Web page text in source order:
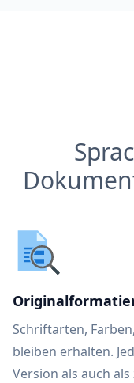
Schriftarten,
bleiben erhalten.
Version als auch